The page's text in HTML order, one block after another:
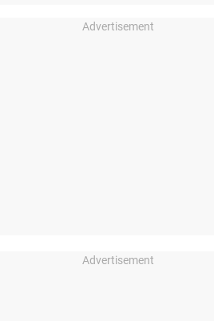
Advertisement
Advertisement